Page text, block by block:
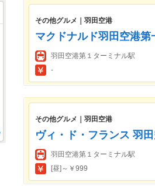
その他グルメ｜羽田空港
マクドナルド羽田空港第
羽田空港第１ターミナル駅
-
その他グルメ｜羽田空港
ヴィ・ド・フランス 羽
羽田空港第１ターミナル駅
[昼]～￥999